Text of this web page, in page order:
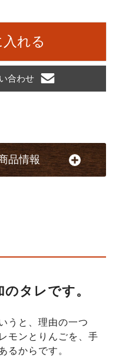
れる
合わせ
品情報
タレです。
うと、理由の一つ
モンとりんごを、手
るからです。